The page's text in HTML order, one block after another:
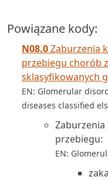
Powiązane kody:
N08.0Zaburzenia
przebiegu chorób
sklasyfikowanych
EN: Glomerular
diseases classified
Zaburzenia
przebiegu:
EN: